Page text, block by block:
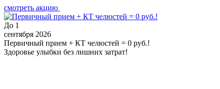
смотреть акцию
До 1
сентября 2026
Первичный прием + КТ челюстей = 0 руб.!
Здоровье улыбки без лишних затрат!